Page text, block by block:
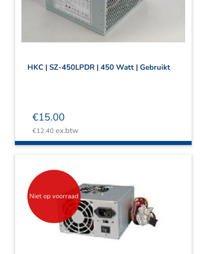
HKC | SZ-450LPDR | 450 Watt | Gebruikt
€15.00
€12.40 ex.btw
Niet op voorraad